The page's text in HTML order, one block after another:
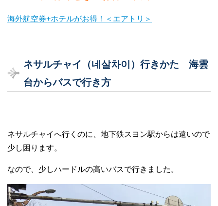
海外航空券+ホテルがお得！＜エアトリ＞
ネサルチャイ（네살차이）行きかた 海雲
台からバスで行き方
ネサルチャイへ行くのに、地下鉄スヨン駅からは遠いので
少し困ります。
なので、少しハードルの高いバスで行きました。